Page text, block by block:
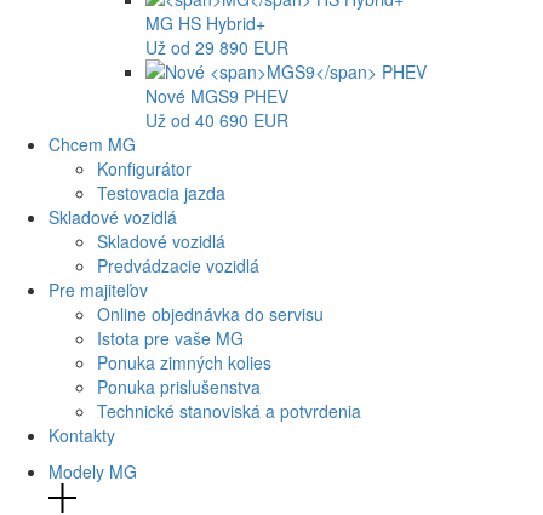
MG HS Hybrid+
Už od 29 890 EUR
Nové MGS9 PHEV
Už od 40 690 EUR
Chcem MG
Konfigurátor
Testovacia jazda
Skladové vozidlá
Skladové vozidlá
Predvádzacie vozidlá
Pre majiteľov
Online objednávka do servisu
Istota pre vaše MG
Ponuka zimných kolies
Ponuka prislušenstva
Technické stanoviská a potvrdenia
Kontakty
Modely MG